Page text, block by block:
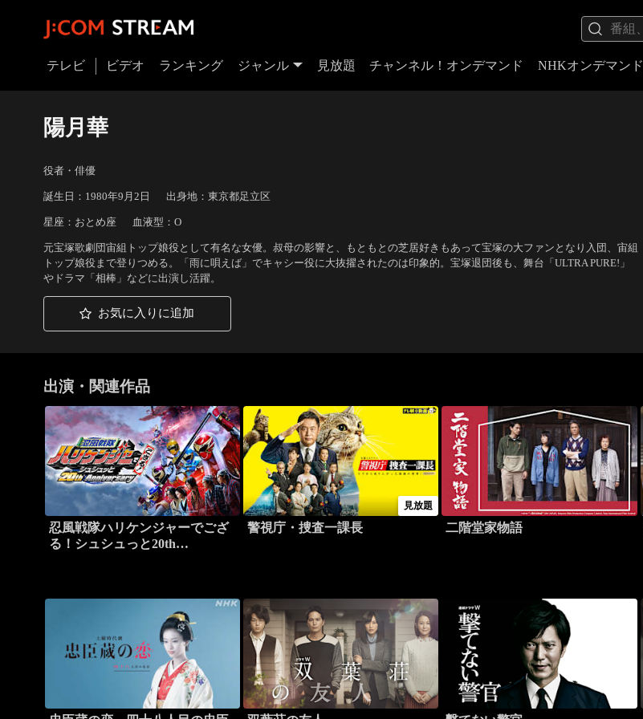
テレビ ビデオ ランキング ジャンル 見放題 チャンネル！オンデマンド NHKオンデマンド
陽月華
役者・俳優
誕生日：1980年9月2日 出身地：東京都足立区
星座：おとめ座 血液型：O
元宝塚歌劇団宙組トップ娘役として有名な女優。叔母の影響と、もともとの芝居好きもあって宝塚の大ファンとなり入団、宙組
トップ娘役まで登りつめる。「雨に唄えば」でキャシー役に大抜擢されたのは印象的。宝塚退団後も、舞台「ULTRA PURE!」
やドラマ「相棒」などに出演し活躍。
お気に入りに追加
出演・関連作品
忍風戦隊ハリケンジャーでござ
る！シュシュっと20th
見放題
警視庁・捜査一課長 二階堂家物語